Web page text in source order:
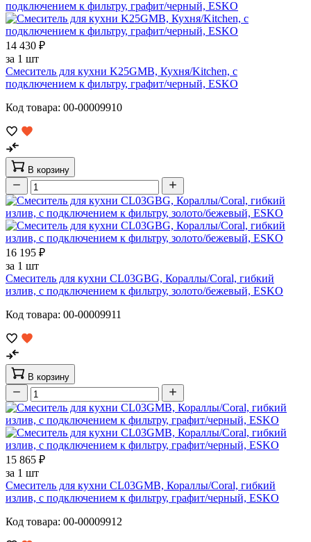
14 430 ₽
за 1 шт
Смеситель для кухни K25GMB, Кухня/Kitchen, с
подключением к фильтру, графит/черный, ESKO
Код товара: 00-00009910
В корзину
16 195 ₽
за 1 шт
Смеситель для кухни CL03GBG, Кораллы/Coral, гибкий
излив, с подключением к фильтру, золото/бежевый, ESKO
Код товара: 00-00009911
В корзину
15 865 ₽
за 1 шт
Смеситель для кухни CL03GMB, Кораллы/Coral, гибкий
излив, с подключением к фильтру, графит/черный, ESKO
Код товара: 00-00009912